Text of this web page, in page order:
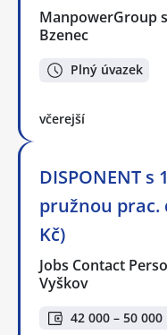
ManpowerGroup
Bzenec
Plný úvazek
včerejší
DISPONENT s
pružnou prac.
Kč)
Jobs Contact
Vyškov
42 000 – 50 000